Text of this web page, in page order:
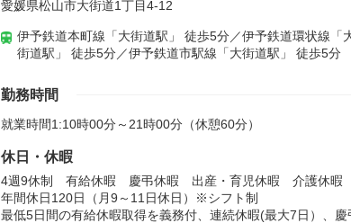
愛媛県松山市大街道1丁目4-12
伊予鉄道本町線「大街道駅」 徒歩5分／伊予鉄道環状線「
街道駅」 徒歩5分／伊予鉄道市駅線「大街道駅」 徒歩5分
勤務時間
就業時間1:10時00分～21時00分（休憩60分）
休日・休暇
4週9休制 有給休暇 慶弔休暇 出産・育児休暇 介護休暇
年間休日120日（月9～11日休日）※シフト制
最低5日間の有給休暇取得を義務付、連続休暇(最大7日）、